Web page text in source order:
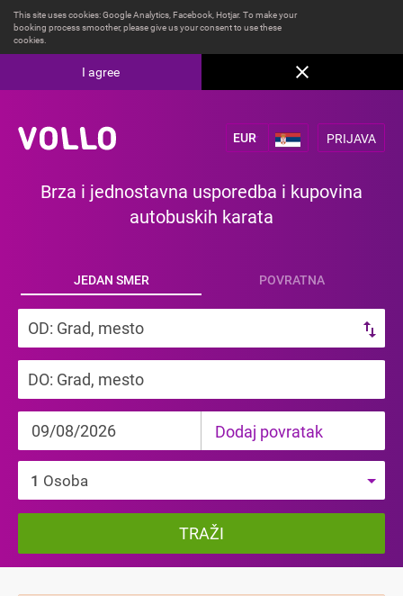
This site uses cookies: Google Analytics, Facebook, Hotjar. To make your
booking process smoother, please give us your consent to use these
cookies.
I agree
PRIJAVA
Brza i jednostavna usporedba i kupovina
autobuskih karata
JEDAN SMER POVRATNA
Dodaj povratak
1 Osoba
TRAŽI